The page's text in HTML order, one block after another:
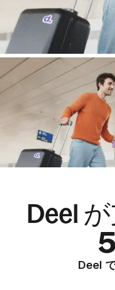
Deel
Deel